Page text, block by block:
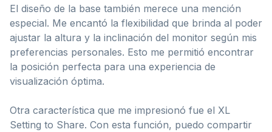
El diseño de la base también merece una mención
especial. Me encantó la flexibilidad que brinda al poder
ajustar la altura y la inclinación del monitor según mis
preferencias personales. Esto me permitió encontrar
la posición perfecta para una experiencia de
visualización óptima.
Otra característica que me impresionó fue el XL
Setting to Share. Con esta función, puedo compartir